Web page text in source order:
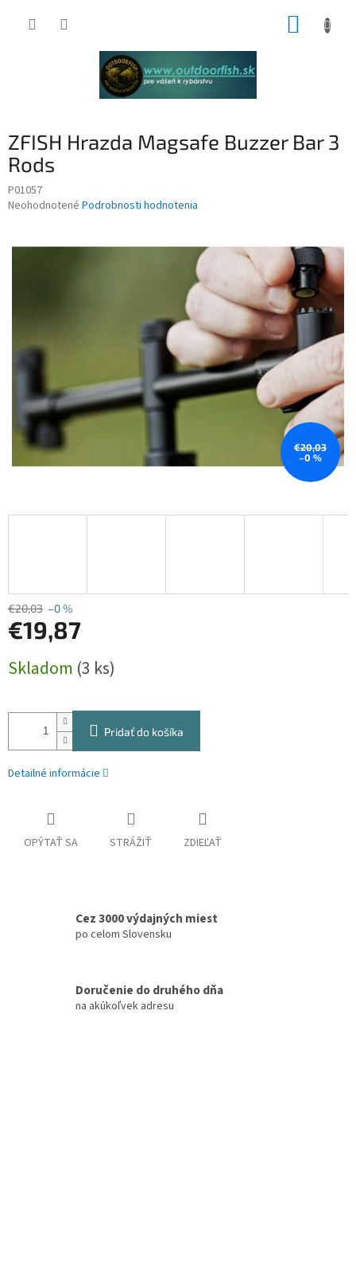
ZFISH Hrazda Magsafe Buzzer Bar 3
Rods
P01057
Priemerné
je
Neohodnotené Podrobnosti hodnotenia
€20,03
–0 %
€20,03 –0 %
€19,87
cena:
Skladom (3 ks)
Pridať do košíka
Detailné informácie
OPÝTAŤ SA STRÁŽIŤ ZDIEĽAŤ
Cez 3000 výdajných miest
po celom Slovensku
Doručenie do druhého dňa
na akúkoľvek adresu